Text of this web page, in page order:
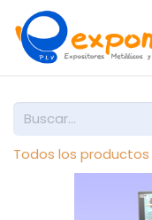
Todos los productos